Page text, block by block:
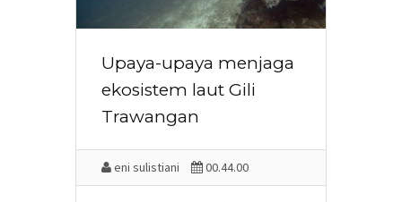
Upaya-upaya menjaga
ekosistem laut Gili
Trawangan
eni sulistiani 00.44.00